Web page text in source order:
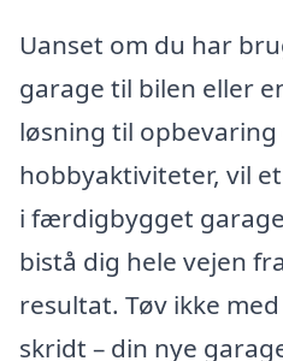
Uanset om du har
garage til bilen eller
løsning til opbevaring
hobbyaktiviteter, vil
i færdigbygget
bistå dig hele vejen
resultat. Tøv ikke
skridt – din nye